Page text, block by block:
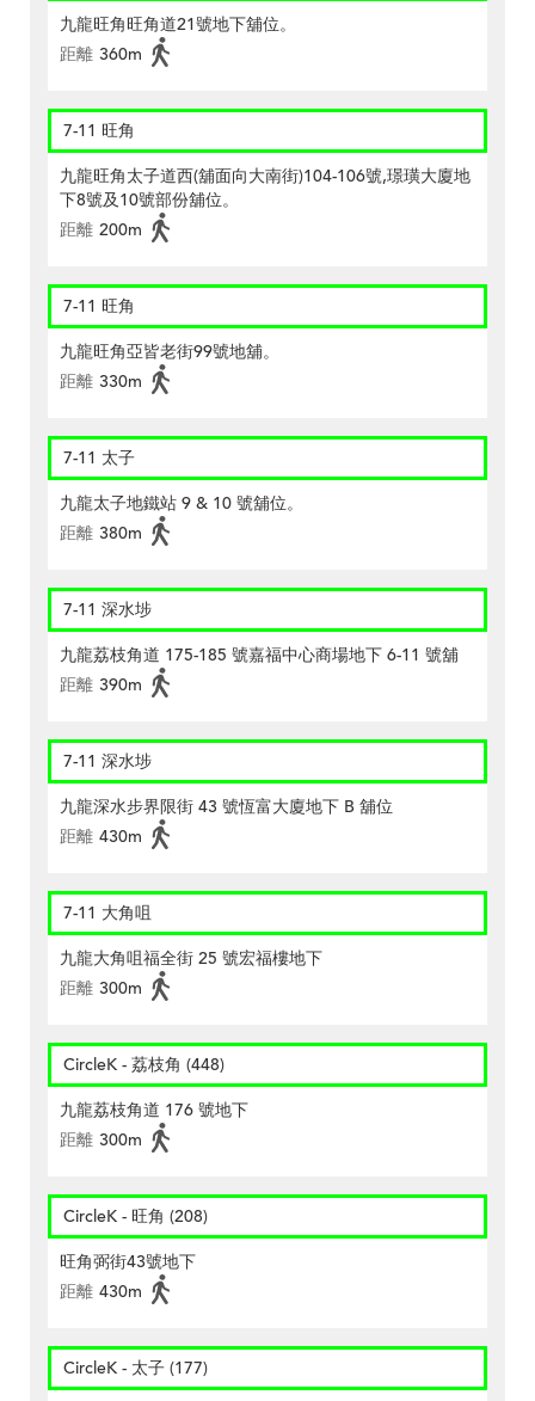
九龍旺角旺角道21號地下舖位。
距離 360m
7-11 旺角
九龍旺角太子道西(舖面向大南街)104-106號,璟璜大廈地
下8號及10號部份舖位。
距離 200m
7-11 旺角
九龍旺角亞皆老街99號地舖。
距離 330m
7-11 太子
九龍太子地鐵站 9 & 10 號舖位。
距離 380m
7-11 深水埗
九龍荔枝角道 175-185 號嘉福中心商場地下 6-11 號舖
距離 390m
7-11 深水埗
九龍深水步界限街 43 號恆富大廈地下 B 舖位
距離 430m
7-11 大角咀
九龍大角咀福全街 25 號宏福樓地下
距離 300m
CircleK - 荔枝角 (448)
九龍荔枝角道 176 號地下
距離 300m
CircleK - 旺角 (208)
旺角弼街43號地下
距離 430m
CircleK - 太子 (177)